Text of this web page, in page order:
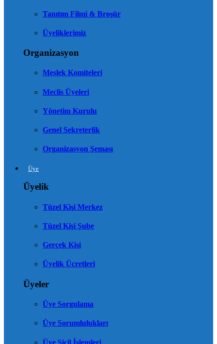
Tanıtım Filmi & Broşür
Üyeliklerimiz
Organizasyon
Meslek Komiteleri
Meclis Üyeleri
Yönetim Kurulu
Genel Sekreterlik
Organizasyon Şeması
Üye
Üyelik
Tüzel Kişi Merkez
Tüzel Kişi Şube
Gerçek Kişi
Üyelik Ücretleri
Üyeler
Üye Sorgulama
Üye Sorumlulukları
Üye Sicil İşlemleri